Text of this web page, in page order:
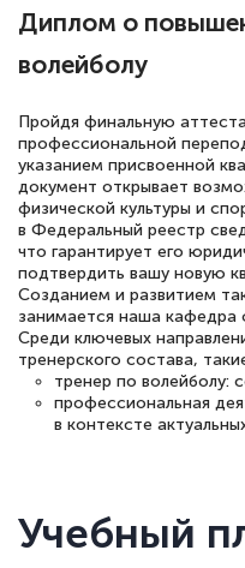
Диплом о
волейболу
Пройдя финальную
профессиональной
указанием присвоенной
документ открывает
физической культуры и
в Федеральный реестр
что гарантирует его
подтвердить вашу новую
Созданием и развитием
занимается наша кафедра
Среди ключевых
тренерского состава,
тренер по волейболу:
профессиональная
в контексте
Учебный